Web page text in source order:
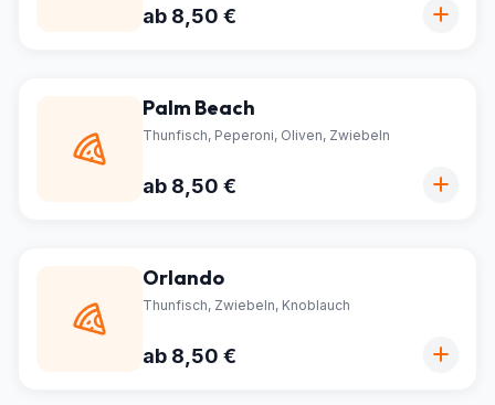
ab 8,50 €
Palm Beach
Thunfisch, Peperoni, Oliven, Zwiebeln
ab 8,50 €
Orlando
Thunfisch, Zwiebeln, Knoblauch
ab 8,50 €